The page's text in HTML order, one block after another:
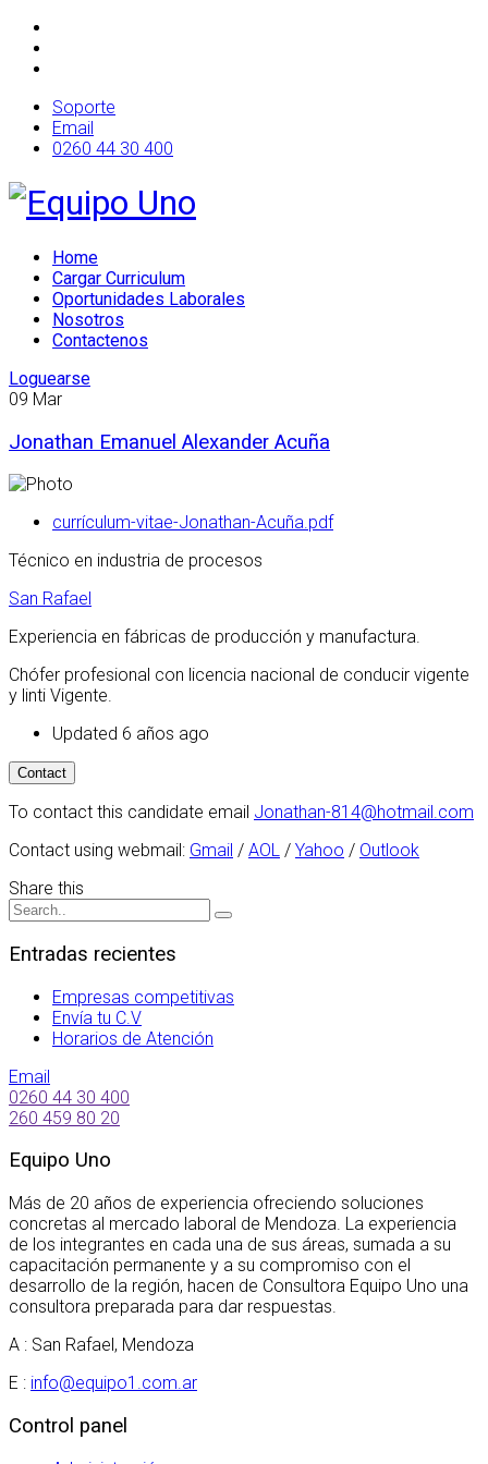
Soporte
Email
0260 44 30 400
Home
Cargar Curriculum
Oportunidades Laborales
Nosotros
Contactenos
Loguearse
09 Mar
Jonathan Emanuel Alexander Acuña
currículum-vitae-Jonathan-Acuña.pdf
Técnico en industria de procesos
San Rafael
Experiencia en fábricas de producción y manufactura.
Chófer profesional con licencia nacional de conducir vigente
y linti Vigente.
Updated 6 años ago
To contact this candidate email Jonathan-814@hotmail.com
Contact using webmail: Gmail / AOL / Yahoo / Outlook
Share this
Entradas recientes
Empresas competitivas
Envía tu C.V
Horarios de Atención
Email
0260 44 30 400
260 459 80 20
Equipo Uno
Más de 20 años de experiencia ofreciendo soluciones
concretas al mercado laboral de Mendoza. La experiencia
de los integrantes en cada una de sus áreas, sumada a su
capacitación permanente y a su compromiso con el
desarrollo de la región, hacen de Consultora Equipo Uno una
consultora preparada para dar respuestas.
A : San Rafael, Mendoza
E : info@equipo1.com.ar
Control panel